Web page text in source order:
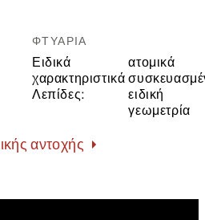
ΦΤΥΆΡΙΑ
Ειδικά
χαρακτηριστικά
Λεπίδες:
ατομικά
ειδική
γεωμετρία
αντοχής